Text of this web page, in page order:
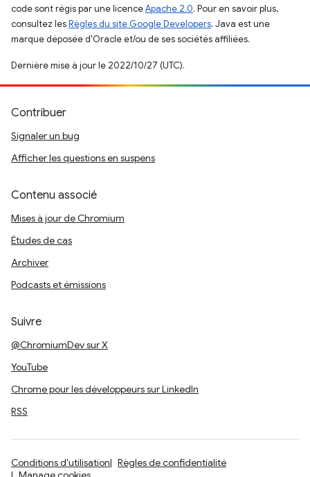
code sont régis par une licenceApache 2.0. Pour en savoir plus,
consultez lesRègles du site Google Developers. Java est une
marque déposée d'Oracle et/ou de ses sociétés affiliées.
Dernière mise à jour le 2022/10/27 (UTC).
Contribuer
Signaler un bug
Afficher les questions en suspens
Contenu associé
Mises à jour de Chromium
Études de cas
Archiver
Podcasts et émissions
Suivre
@ChromiumDev sur X
YouTube
Chrome pour les développeurs sur LinkedIn
RSS
Conditions d'utilisation
Règles de confidentialité